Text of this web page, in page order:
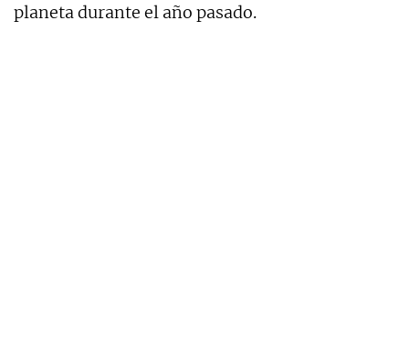
planeta durante el año pasado.